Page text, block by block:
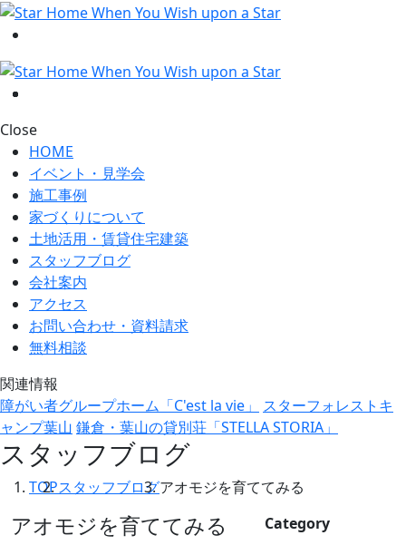
Close
HOME
イベント・見学会
施工事例
家づくりについて
土地活用・賃貸住宅建築
スタッフブログ
会社案内
アクセス
お問い合わせ・資料請求
無料相談
関連情報
障がい者グループホーム「C'est la vie」
スターフォレストキ
ャンプ葉山 鎌倉・葉山の貸別荘「STELLA STORIA」
スタッフブログ
TOPスタッフブログアオモジを育ててみる
アオモジを育ててみる
Category